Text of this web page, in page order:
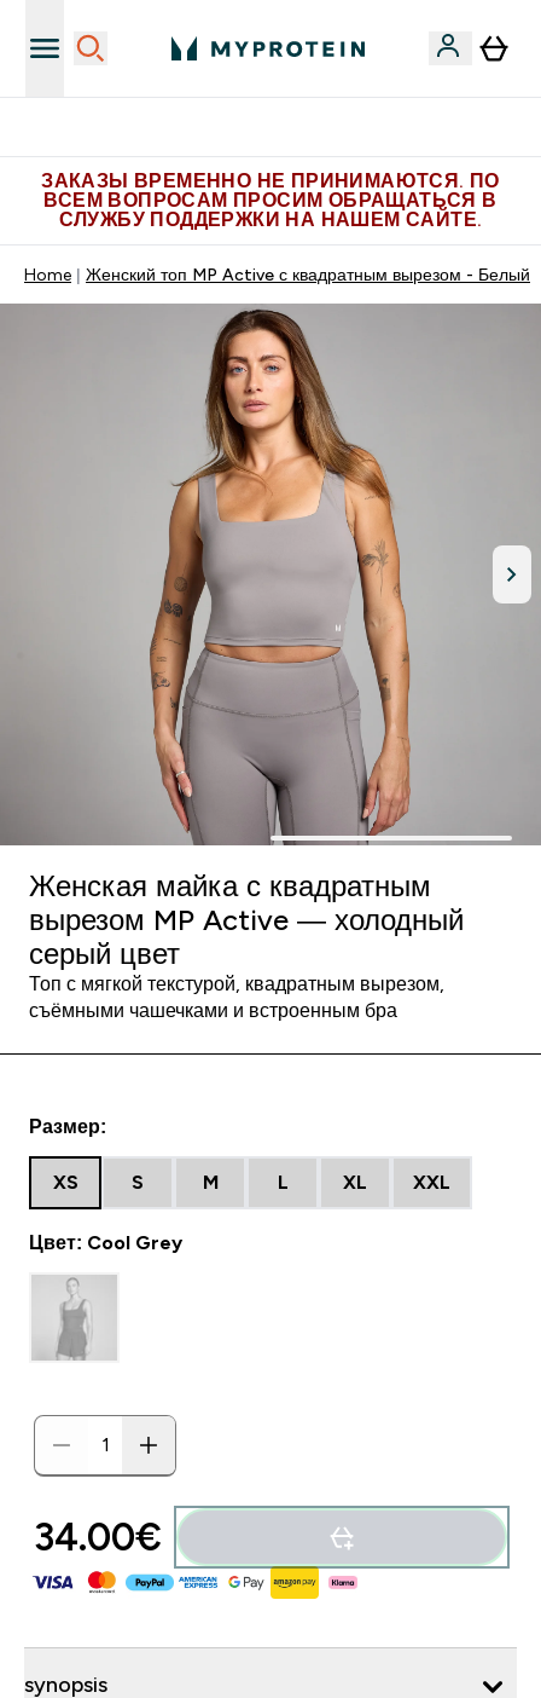
ЗАКАЗЫ ВРЕМЕННО НЕ ПРИНИМАЮТСЯ. ПО
ВСЕМ ВОПРОСАМ ПРОСИМ ОБРАЩАТЬСЯ В
СЛУЖБУ ПОДДЕРЖКИ НА НАШЕМ САЙТЕ.
Home Женский топ MP Active с квадратным вырезом - Белый
Женская майка с квадратным
вырезом MP Active — холодный
серый цвет
Топ с мягкой текстурой, квадратным вырезом,
съёмными чашечками и встроенным бра
Размер:
XS S M L XL XXL
Цвет: Cool Grey
34.00€‎
synopsis